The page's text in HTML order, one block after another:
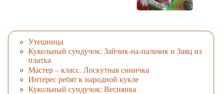
Утешница
Кукольный сундучок: Зайчик-на-пальчик и Заяц из
платка
Мастер – класс. Лоскутная синичка
Интерес ребят к народной кукле
Кукольный сундучок: Веснянка